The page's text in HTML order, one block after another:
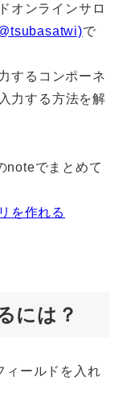
オンラインサロ
で
するコンポーネ
力する方法を解
noteでまとめて
を作れる
には？
ィールドを入れ